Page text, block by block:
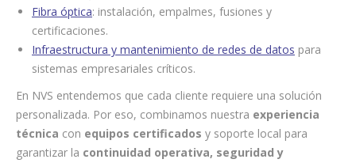
Fibra óptica: instalación, empalmes, fusiones y
certificaciones.
Infraestructura y mantenimiento de redes de datos para
sistemas empresariales críticos.
En NVS entendemos que cada cliente requiere una solución
personalizada. Por eso, combinamos nuestra experiencia
técnica con equipos certificados y soporte local para
garantizar la continuidad operativa, seguridad y